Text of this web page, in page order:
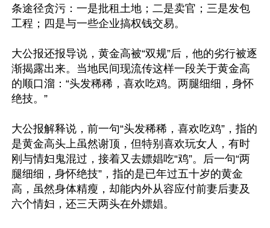
条途径贪污：一是批租土地；二是卖官；三是发包
工程；四是与一些企业搞权钱交易。
大公报还报导说，黄金高被“双规”后，他的劣行被逐
渐揭露出来。当地民间现流传这样一段关于黄金高
的顺口溜：“头发稀稀，喜欢吃鸡。两腿细细，身怀
绝技。”
大公报解释说，前一句“头发稀稀，喜欢吃鸡”，指的
是黄金高头上虽然谢顶，但特别喜欢玩女人，有时
刚与情妇鬼混过，接着又去嫖娼吃“鸡”。后一句“两
腿细细，身怀绝技”，指的是已年过五十岁的黄金
高，虽然身体精瘦，却能内外从容应付前妻后妻及
六个情妇，还三天两头在外嫖娼。